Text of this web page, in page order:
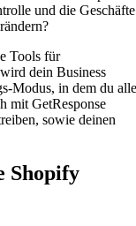
und die Geschäfte
Tools für
dein Business
Modus, in dem du
mit GetResponse
sowie deinen
Shopify